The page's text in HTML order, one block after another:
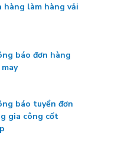
hàng làm hàng vải
báo đơn hàng
báo tuyển đơn
gia công cốt